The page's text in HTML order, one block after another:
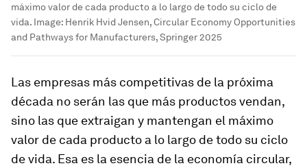
máximo valor de cada producto a lo largo de todo su ciclo de
vida. Image: Henrik Hvid Jensen, Circular Economy Opportunities
and Pathways for Manufacturers, Springer 2025
Las empresas más competitivas de la próxima
década no serán las que más productos vendan,
sino las que extraigan y mantengan el máximo
valor de cada producto a lo largo de todo su ciclo
de vida. Esa es la esencia de la economía circular,